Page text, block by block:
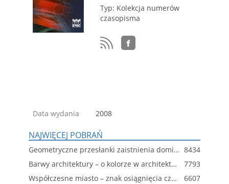
Typ: Kolekcja numerów
czasopisma
Data wydania 2008
NAJWIĘCEJ POBRAŃ
Geometryczne przesłanki zaistnienia dominanty w przestrzeni współczesnego miasta 8434
Barwy architektury – o kolorze w architekturze dyskusję czas zacząć
7793
Współczesne miasto – znak osiągnięcia czy nieszczęścia
6607